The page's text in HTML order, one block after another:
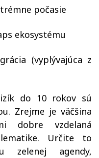
počasie
ekosystému
(vyplývajúca z
do 10 rokov sú
Zrejme je väčšina
dobre vzdelaná
Určite to
zelenej agendy,